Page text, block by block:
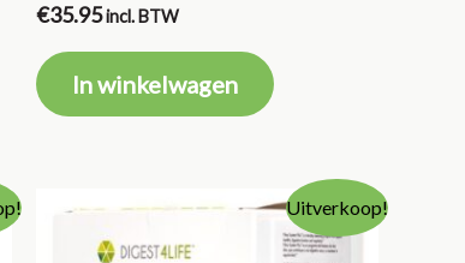
€35.95incl. BTW
In winkelwagen
Uitverkoop!